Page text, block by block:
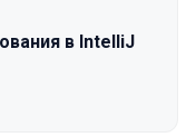
в IntelliJ